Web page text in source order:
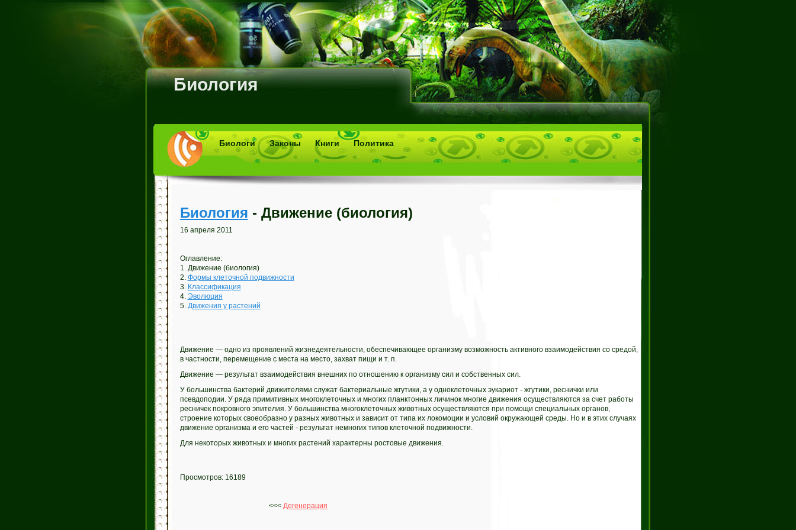
Биология
Биологи Законы Книги Политика
Биология - Движение (биология)
16 апреля 2011
Оглавление:
1. Движение (биология)
2. Формы клеточной подвижности
3. Классификация
4. Эволюция
5. Движения у растений
Движение — одно из проявлений жизнедеятельности, обеспечивающее организму возможность активного взаимодействия со средой,
в частности, перемещение с места на место, захват пищи и т. п.
Движение — результат взаимодействия внешних по отношению к организму сил и собственных сил.
У большинства бактерий движителями служат бактериальные жгутики, а у одноклеточных эукариот - жгутики, реснички или
псевдоподии. У ряда примитивных многоклеточных и многих планктонных личинок многие движения осуществляются за счет работы
ресничек покровного эпителия. У большинства многоклеточных животных осуществляются при помощи специальных органов,
строение которых своеобразно у разных животных и зависит от типа их локомоции и условий окружающей среды. Но и в этих случаях
движение организма и его частей - результат немногих типов клеточной подвижности.
Для некоторых животных и многих растений характерны ростовые движения.
Просмотров: 16189
<<< Дегенерация